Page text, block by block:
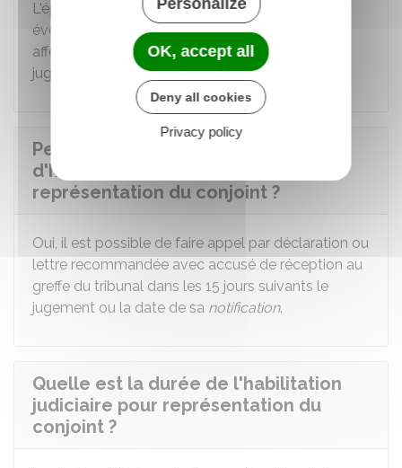
L'époux ou l'épouse habilité(e), ainsi que les
éventuels tiers dont les intérêts risquent d'être
affectés par le jugement, reçoivent une copie du
jugement.
Peut-on faire appel de la décision
d'habilitation judiciaire pour
représentation du conjoint ?
Oui, il est possible de faire appel par déclaration ou
lettre recommandée avec accusé de réception au
greffe du tribunal dans les 15 jours suivants le
jugement ou la date de sa notification.
Quelle est la durée de l'habilitation
judiciaire pour représentation du
conjoint ?
Personalize
OK, accept all
Deny all cookies
Privacy policy